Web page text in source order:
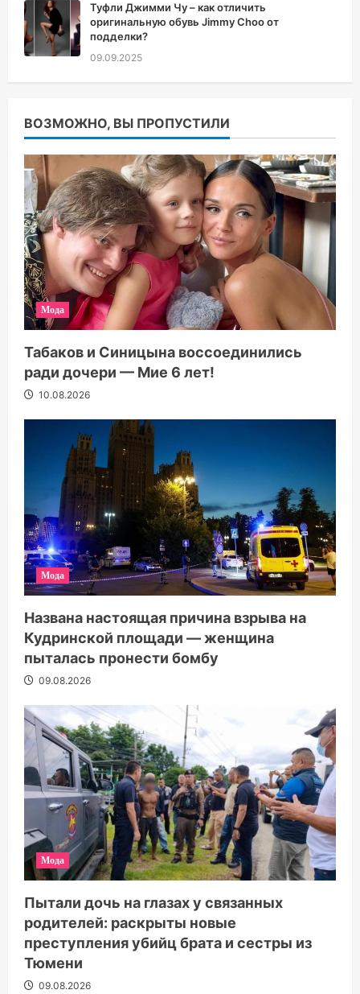
Туфли Джимми Чу – как отличить
оригинальную обувь Jimmy Choo от
подделки?
09.09.2025
ВОЗМОЖНО, ВЫ ПРОПУСТИЛИ
Мода
Табаков и Синицына воссоединились
ради дочери — Мие 6 лет!
10.08.2026
Мода
Названа настоящая причина взрыва на
Кудринской площади — женщина
пыталась пронести бомбу
09.08.2026
Мода
Пытали дочь на глазах у связанных
родителей: раскрыты новые
преступления убийц брата и сестры из
Тюмени
09.08.2026